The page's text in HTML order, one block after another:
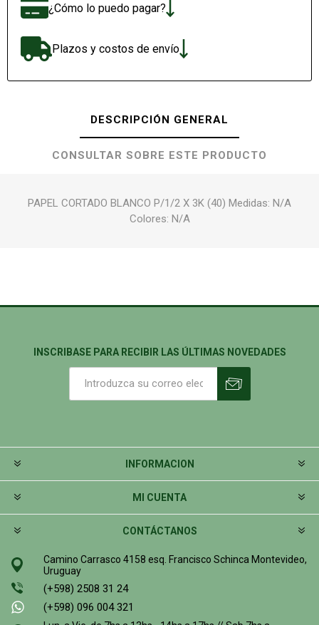
¿Cómo lo puedo pagar?
Plazos y costos de envío
DESCRIPCIÓN GENERAL
CONSULTAR SOBRE ESTE PRODUCTO
PAPEL CORTADO BLANCO P/1/2 X 3K (40) Medidas: N/A
Colores: N/A
INSCRIBASE PARA RECIBIR LAS ÚLTIMAS NOVEDADES
INFORMACION
MI CUENTA
CONTÁCTANOS
Camino Carrasco 4158 esq. Francisco Schinca Montevideo,
Uruguay
(+598) 2508 31 24
(+598) 096 004 321